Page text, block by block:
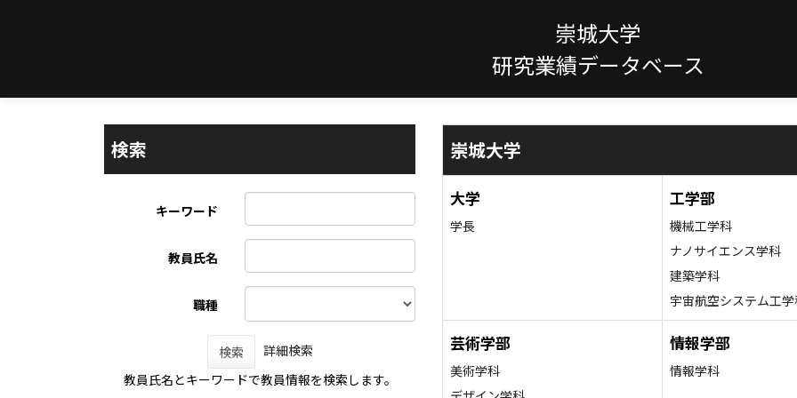
崇城大学
研究業績データベース
検索
キーワード
教員氏名
職種
検索
詳細検索
教員氏名とキーワードで教員情報を検索します。
崇城大学
大学
学長
工学部
機械工学科
ナノサイエンス学科
建築学科
宇宙航空システム工
芸術学部
美術学科
情報学部
情報学科